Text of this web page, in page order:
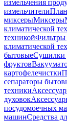
измельчения
измельчители
миксерыМиксеры
климатической
техникойФильтры
климатической
бытовыеСушилки
фруктов
картофелечистки
сепараторы
техники
духовок
посудомоечных
машинСредства